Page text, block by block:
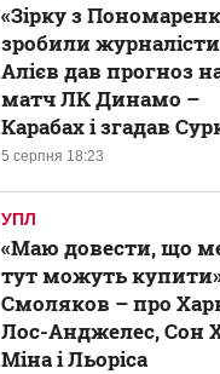
5 серпня 18:23
«Зірку з
зробили
Алієв дав прогноз
матч ЛК Динамо –
Карабах і згадав
УПЛ
«Маю довести, що
тут можуть
Смоляков – про
Лос-Анджелес, Сон
Міна і Льоріса